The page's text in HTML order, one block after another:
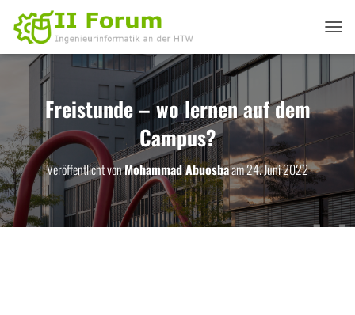
A
I
A
O
M
S
Freistunde – wo lernen auf dem
Campus?
Veröffentlicht vonMohammad Abuosbaam24. Juni 2022